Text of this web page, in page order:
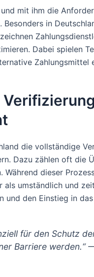
mit ihm die
in
Dabei spielen
Zahlungsmittel
die vollständige
Dazu zählen oft die
dieser
umständlich und
den Einstieg in
für den Schutz
Barriere werden.“